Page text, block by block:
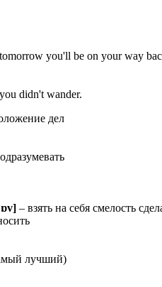
you'll be on your way
didn't wander.
дел
ɒv] – взять на себя смелость
лучший)